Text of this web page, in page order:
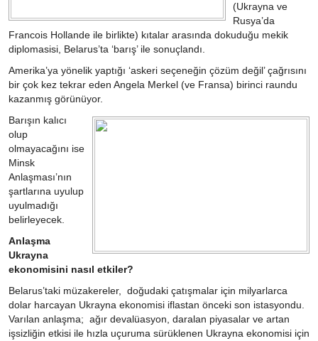
(Ukrayna ve
Rusya’da
Francois Hollande ile birlikte) kıtalar arasında dokuduğu mekik
diplomasisi, Belarus’ta ‘barış’ ile sonuçlandı.
Amerika’ya yönelik yaptığı ‘askeri seçeneğin çözüm değil’ çağrısını
bir çok kez tekrar eden Angela Merkel (ve Fransa) birinci raundu
kazanmış görünüyor.
Barışın kalıcı
olup
olmayacağını ise
Minsk
Anlaşması’nın
şartlarına uyulup
uyulmadığı
belirleyecek.
Anlaşma
Ukrayna
ekonomisini nasıl etkiler?
Belarus’taki müzakereler, doğudaki çatışmalar için milyarlarca
dolar harcayan Ukrayna ekonomisi iflastan önceki son istasyondu.
Varılan anlaşma; ağır devalüasyon, daralan piyasalar ve artan
işsizliğin etkisi ile hızla uçuruma sürüklenen Ukrayna ekonomisi için